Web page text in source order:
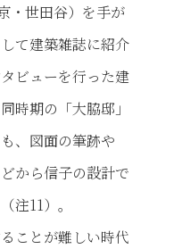
・世田谷）を手が
て建築雑誌に紹介
ビューを行った建
時期の「大脇邸」
、図面の筆跡や
から信子の設計で
注11）。
ことが難しい時代